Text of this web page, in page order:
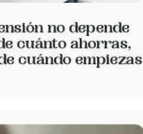
no depende
cuánto ahorras,
cuándo empiezas